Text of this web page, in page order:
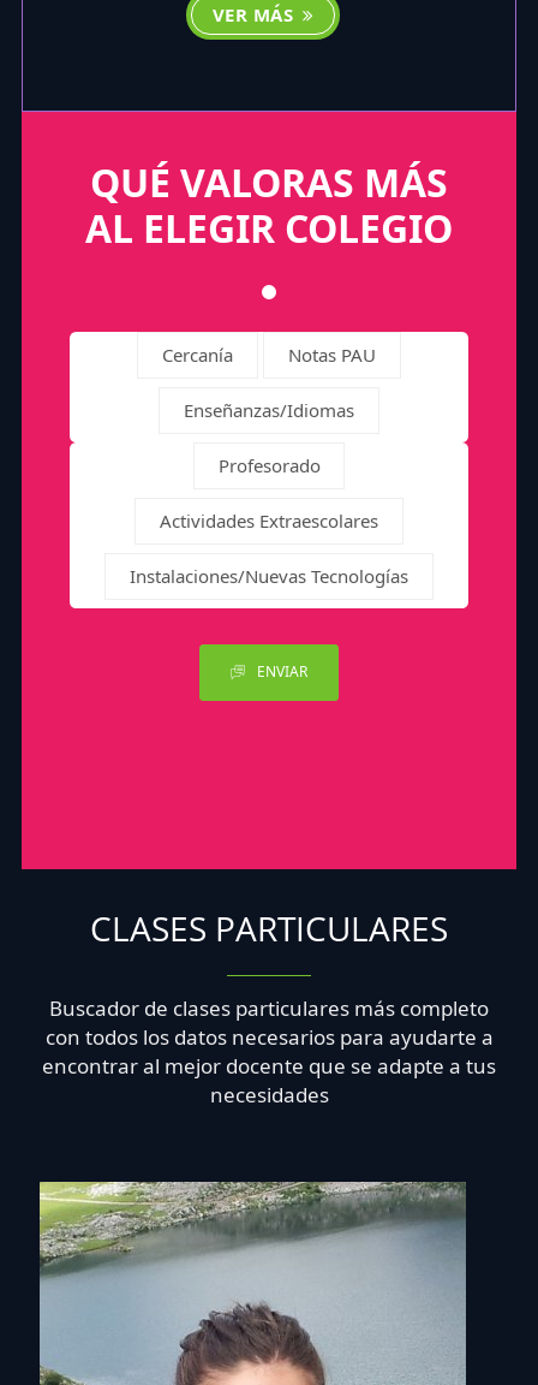
VER MÁS
QUÉ VALORAS MÁS
AL ELEGIR COLEGIO
Cercanía Notas PAU
Enseñanzas/Idiomas
Profesorado
Actividades Extraescolares
Instalaciones/Nuevas Tecnologías
ENVIAR
CLASES PARTICULARES
Buscador de clases particulares más completo
con todos los datos necesarios para ayudarte a
encontrar al mejor docente que se adapte a tus
necesidades